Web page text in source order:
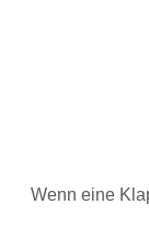
Wenn eine